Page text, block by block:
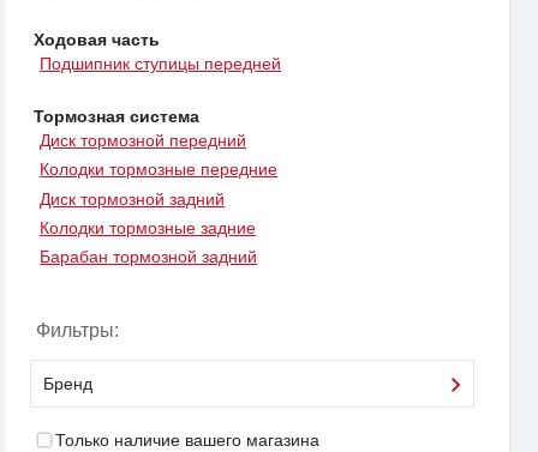
Ходовая часть
Подшипник ступицы передней
Тормозная система
Диск тормозной передний
Колодки тормозные передние
Диск тормозной задний
Колодки тормозные задние
Барабан тормозной задний
Фильтры:
Бренд
Только наличие вашего магазина